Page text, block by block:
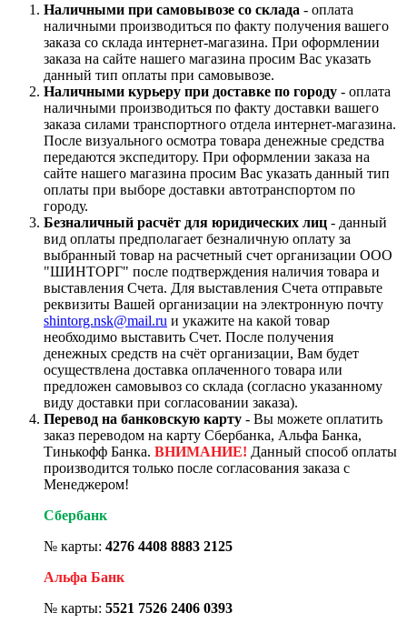
Наличными при самовывозе со склада - оплата
наличными производиться по факту получения вашего
заказа со склада интернет-магазина. При оформлении
заказа на сайте нашего магазина просим Вас указать
данный тип оплаты при самовывозе.
Наличными курьеру при доставке по городу - оплата
наличными производиться по факту доставки вашего
заказа силами транспортного отдела интернет-магазина.
После визуального осмотра товара денежные средства
передаются экспедитору. При оформлении заказа на
сайте нашего магазина просим Вас указать данный тип
оплаты при выборе доставки автотранспортом по
городу.
Безналичный расчёт для юридических лиц - данный
вид оплаты предполагает безналичную оплату за
выбранный товар на расчетный счет организации ООО
"ШИНТОРГ" после подтверждения наличия товара и
выставления Счета. Для выставления Счета отправьте
реквизиты Вашей организации на электронную почту
shintorg.nsk@mail.ru и укажите на какой товар
необходимо выставить Счет. После получения
денежных средств на счёт организации, Вам будет
осуществлена доставка оплаченного товара или
предложен самовывоз со склада (согласно указанному
виду доставки при согласовании заказа).
Перевод на банковскую карту - Вы можете оплатить
заказ переводом на карту Сбербанка, Альфа Банка,
Тинькофф Банка. ВНИМАНИЕ! Данный способ оплаты
производится только после согласования заказа с
Менеджером!
Сбербанк
№ карты: 4276 4408 8883 2125
Альфа Банк
№ карты: 5521 7526 2406 0393